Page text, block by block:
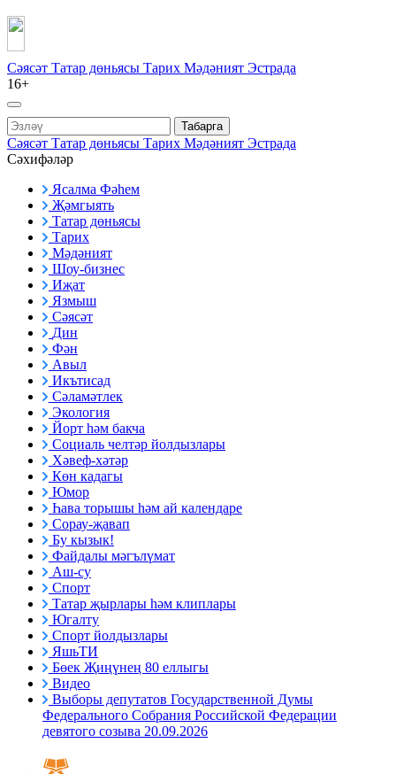
Сәясәт Татар дөньясы Тарих Мәдәният Эстрада
16+
Табарга
Сәясәт Татар дөньясы Тарих Мәдәният Эстрада
Сәхифәләр
Ясалма Фәһем
Җәмгыять
Татар дөньясы
Тарих
Мәдәният
Шоу-бизнес
Иҗат
Язмыш
Сәясәт
Дин
Фән
Авыл
Икътисад
Сәламәтлек
Экология
Йорт һәм бакча
Социаль челтәр йолдызлары
Хәвеф-хәтәр
Көн кадагы
Юмор
Һава торышы һәм ай календаре
Сорау-җавап
Бу кызык!
Файдалы мәгълүмат
Аш-су
Спорт
Татар җырлары һәм клиплары
Югалту
Спорт йолдызлары
ЯшьТИ
Бөек Җиңүнең 80 еллыгы
Видео
Выборы депутатов Государственной Думы
Федерального Собрания Российской Федерации
девятого созыва 20.09.2026